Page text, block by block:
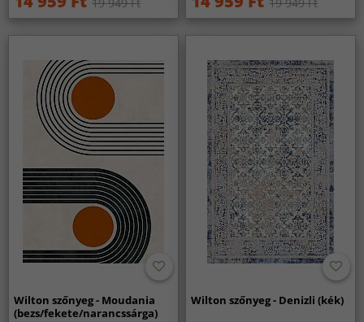
Wilton szőnyeg - Moudania
(bezs/fekete/narancssárga)
Wilton szőnyeg - Denizli (kék)